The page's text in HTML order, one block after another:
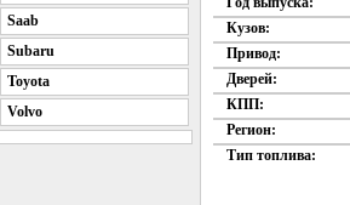
Кузов:
Привод:
Дверей:
КПП:
Регион:
Тип топлива:
Saab
Subaru
Toyota
Volvo